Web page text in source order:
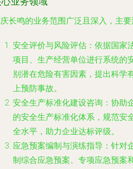
长鸣的业务范围广泛且深入，主要
安全评价与风险评估 ：依据国家
项目、生产经营单位进行系统的
别潜在危险有害因素，提出科学
上预防事故。
安全生产标准化建设咨询 ：协助
的安全生产标准化体系，规范安
全水平，助力企业达标评级。
应急预案编制与演练指导 ：针对
制综合应急预案、专项应急预案